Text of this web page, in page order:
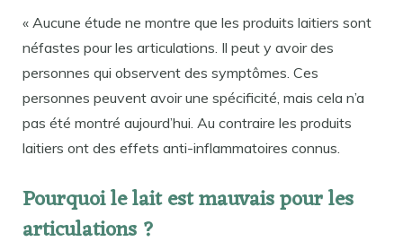
« Aucune étude ne montre que les produits laitiers sont
néfastes pour les articulations. Il peut y avoir des
personnes qui observent des symptômes. Ces
personnes peuvent avoir une spécificité, mais cela n’a
pas été montré aujourd’hui. Au contraire les produits
laitiers ont des effets anti-inflammatoires connus.
Pourquoi le lait est mauvais pour les
articulations ?